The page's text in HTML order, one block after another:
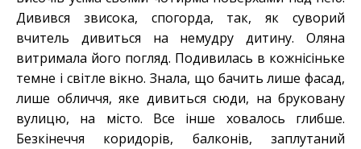
Дивився звисока, спогорда, так, як суворий
вчитель дивиться на немудру дитину. Оляна
витримала його погляд. Подивилась в кожнісіньке
темне і світле вікно. Знала, що бачить лише фасад,
лише обличчя, яке дивиться сюди, на бруковану
вулицю, на місто. Все інше ховалось глибше.
Безкінеччя коридорів, балконів, заплутаний